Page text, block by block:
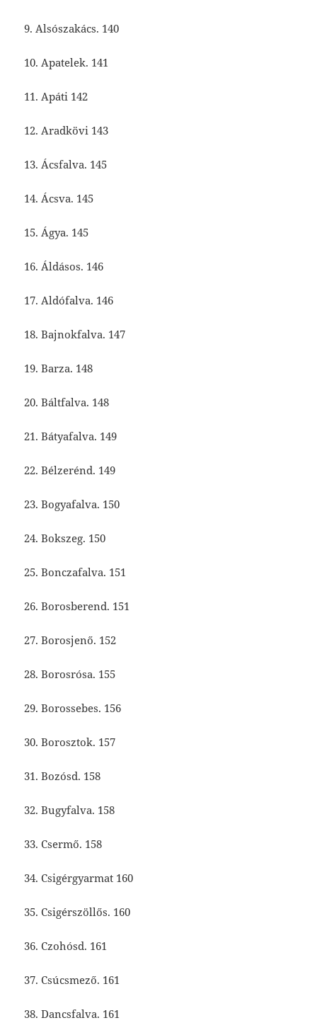
9. Alsószakács. 140
10. Apatelek. 141
11. Apáti 142
12. Aradkövi 143
13. Ácsfalva. 145
14. Ácsva. 145
15. Ágya. 145
16. Áldásos. 146
17. Aldófalva. 146
18. Bajnokfalva. 147
19. Barza. 148
20. Báltfalva. 148
21. Bátyafalva. 149
22. Bélzerénd. 149
23. Bogyafalva. 150
24. Bokszeg. 150
25. Bonczafalva. 151
26. Borosberend. 151
27. Borosjenő. 152
28. Borosrósa. 155
29. Borossebes. 156
30. Borosztok. 157
31. Bozósd. 158
32. Bugyfalva. 158
33. Csermő. 158
34. Csigérgyarmat 160
35. Csigérszöllős. 160
36. Czohósd. 161
37. Csúcsmező. 161
38. Dancsfalva. 161